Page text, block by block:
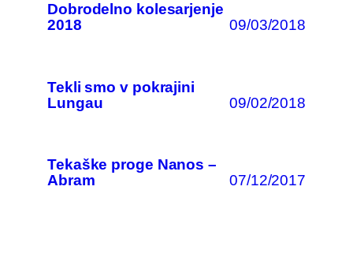
Dobrodelno kolesarjenje
2018
09/03/2018
Tekli smo v pokrajini
Lungau
09/02/2018
Tekaške proge Nanos –
Abram
07/12/2017